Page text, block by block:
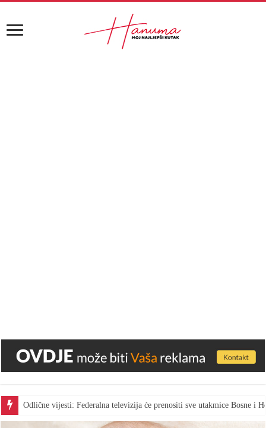
Odlične vijesti: Federalna televizija će prenositi sve utakmice Bosne i